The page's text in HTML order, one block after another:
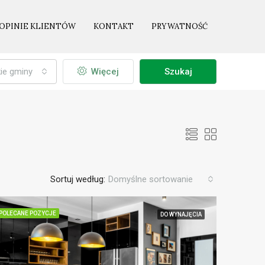
KLIENTÓW KONTAKT PRYWATNOŚĆ
gminy Więcej Szukaj
Sortuj według: Domyślne sortowanie
POLECANE POZYCJE DO WYNAJĘCIA